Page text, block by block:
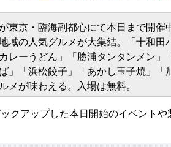
東京・臨海副都心にて本日まで開催
域の人気グルメが大集結。「十和田
レーうどん」「勝浦タンタンメン」
」「浜松餃子」「あかし玉子焼」「
メが味わえる。入場は無料。
クアップした本日開始のイベントや